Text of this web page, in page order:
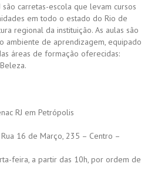
são carretas-escola que levam cursos
em todo o estado do Rio de
regional da instituição. As aulas são
ambiente de aprendizagem, equipado
áreas de formação oferecidas:
RJ em Petrópolis
16 de Março, 235 – Centro –
feira, a partir das 10h, por ordem de